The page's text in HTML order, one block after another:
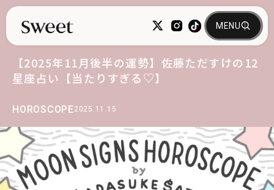
HOROSCOPE2025.11.15
【2025年11月後半の運勢】佐藤ただすけの12
星座占い【当たりすぎる♡】